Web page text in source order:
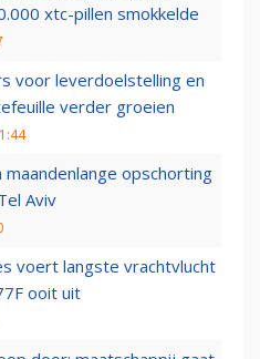
xtc-pillen smokkelde
voor leverdoelstelling en
verder groeien
maandenlange opschorting
Aviv
voert langste vrachtvlucht
ooit uit